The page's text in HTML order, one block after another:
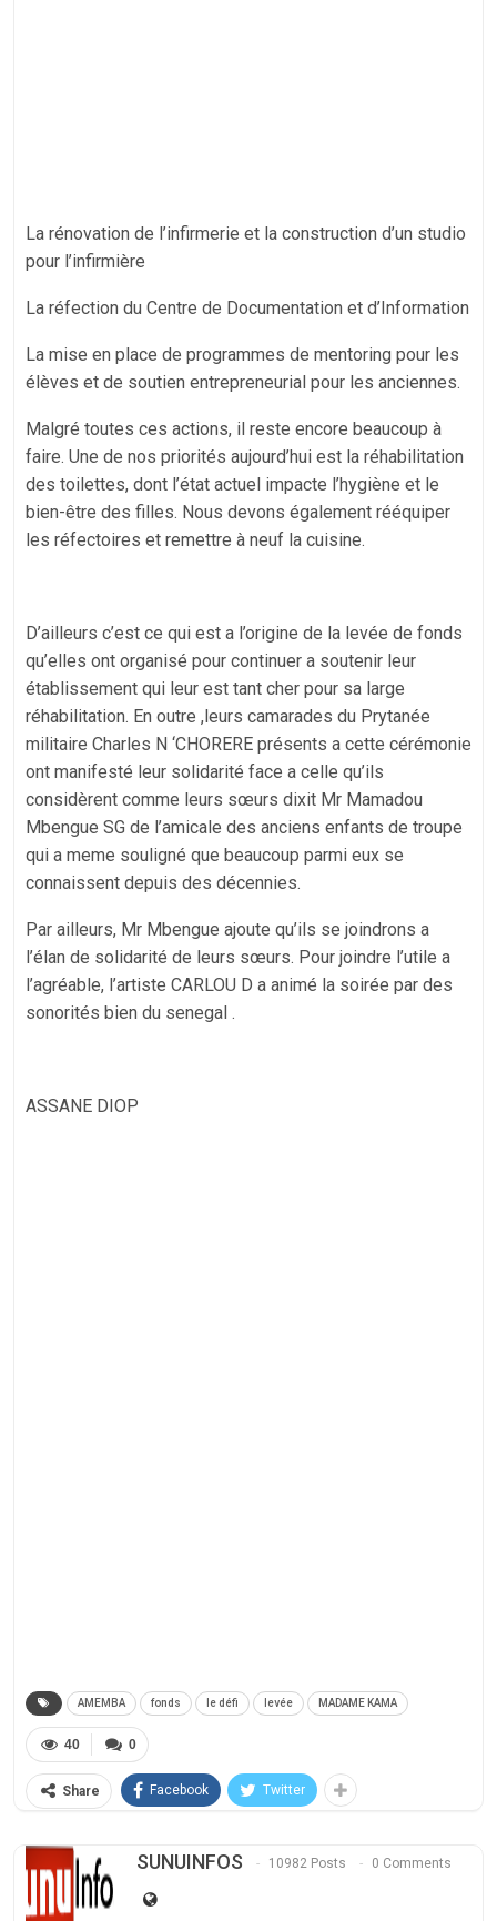
La rénovation de l’infirmerie et la construction d’un studio
pour l’infirmière
La réfection du Centre de Documentation et d’Information
La mise en place de programmes de mentoring pour les
élèves et de soutien entrepreneurial pour les anciennes.
Malgré toutes ces actions, il reste encore beaucoup à
faire. Une de nos priorités aujourd’hui est la réhabilitation
des toilettes, dont l’état actuel impacte l’hygiène et le
bien-être des filles. Nous devons également rééquiper
les réfectoires et remettre à neuf la cuisine.
D’ailleurs c’est ce qui est a l’origine de la levée de fonds
qu’elles ont organisé pour continuer a soutenir leur
établissement qui leur est tant cher pour sa large
réhabilitation. En outre ,leurs camarades du Prytanée
militaire Charles N ‘CHORERE présents a cette cérémonie
ont manifesté leur solidarité face a celle qu’ils
considèrent comme leurs sœurs dixit Mr Mamadou
Mbengue SG de l’amicale des anciens enfants de troupe
qui a meme souligné que beaucoup parmi eux se
connaissent depuis des décennies.
Par ailleurs, Mr Mbengue ajoute qu’ils se joindrons a
l’élan de solidarité de leurs sœurs. Pour joindre l’utile a
l’agréable, l’artiste CARLOU D a animé la soirée par des
sonorités bien du senegal .
ASSANE DIOP
AMEMBA fonds le défi levée MADAME KAMA
0
40
Share Facebook Twitter
SUNUINFOS 10982 Posts 0 Comments